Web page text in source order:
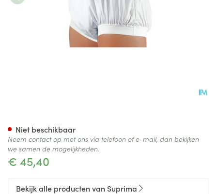
€ 45,40
Niet beschikbaar
Neem contact op met ons via telefoon of e-mail, dan bekijken
we samen de mogelijkheden.
Bekijk alle producten van Suprima